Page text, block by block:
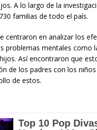
A lo largo de la
familias de todo el país.
centraron en analizar los
problemas mentales como
Así encontraron que
de los padres con los
de estos.